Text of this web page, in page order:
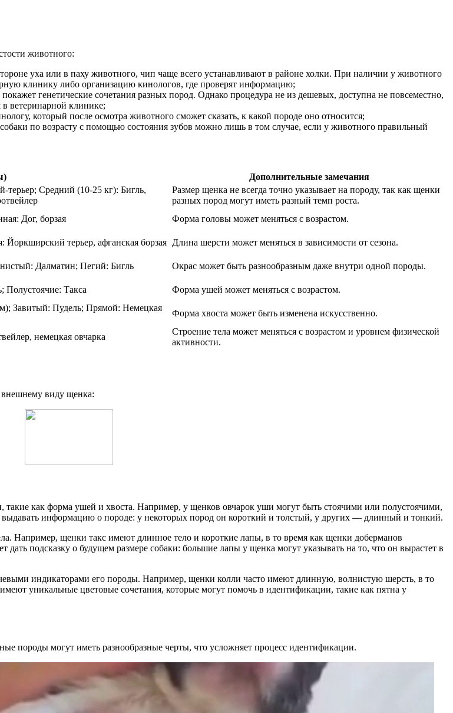
животного:
уха или в паху животного, чип чаще всего устанавливают в районе холки. При наличии у животного
клинику либо организацию кинологов, где проверят информацию;
генетические сочетания разных пород. Однако процедура не из дешевых, доступна не повсеместно,
в ветеринарной клинике;
который после осмотра животного сможет сказать, к какой породе оно относится;
по возрасту с помощью состояния зубов можно лишь в том случае, если у животного правильный
Дополнительные замечания
терьер; Средний (10-25 кг): Бигль,
Размер щенка не всегда точно указывает на породу, так как щенки
разных пород могут иметь разный темп роста.
Дог, борзая
Форма головы может меняться с возрастом.
Йоркширский терьер, афганская борзая Длина шерсти может меняться в зависимости от сезона.
Далматин; Пегий: Бигль
Окрас может быть разнообразным даже внутри одной породы.
Полустоячие: Такса
Форма ушей может меняться с возрастом.
Завитый: Пудель; Прямой: Немецкая
Форма хвоста может быть изменена искусственно.
немецкая овчарка
Строение тела может меняться с возрастом и уровнем физической
активности.
внешнему виду щенка:
такие как форма ушей и хвоста. Например, у щенков овчарок уши могут быть стоячими или полустоячими,
информацию о породе: у некоторых пород он короткий и толстый, у других — длинный и тонкий.
Например, щенки такс имеют длинное тело и короткие лапы, в то время как щенки доберманов
подсказку о будущем размере собаки: большие лапы у щенка могут указывать на то, что он вырастет в
индикаторами его породы. Например, щенки колли часто имеют длинную, волнистую шерсть, в то
уникальные цветовые сочетания, которые могут помочь в идентификации, такие как пятна у
породы могут иметь разнообразные черты, что усложняет процесс идентификации.